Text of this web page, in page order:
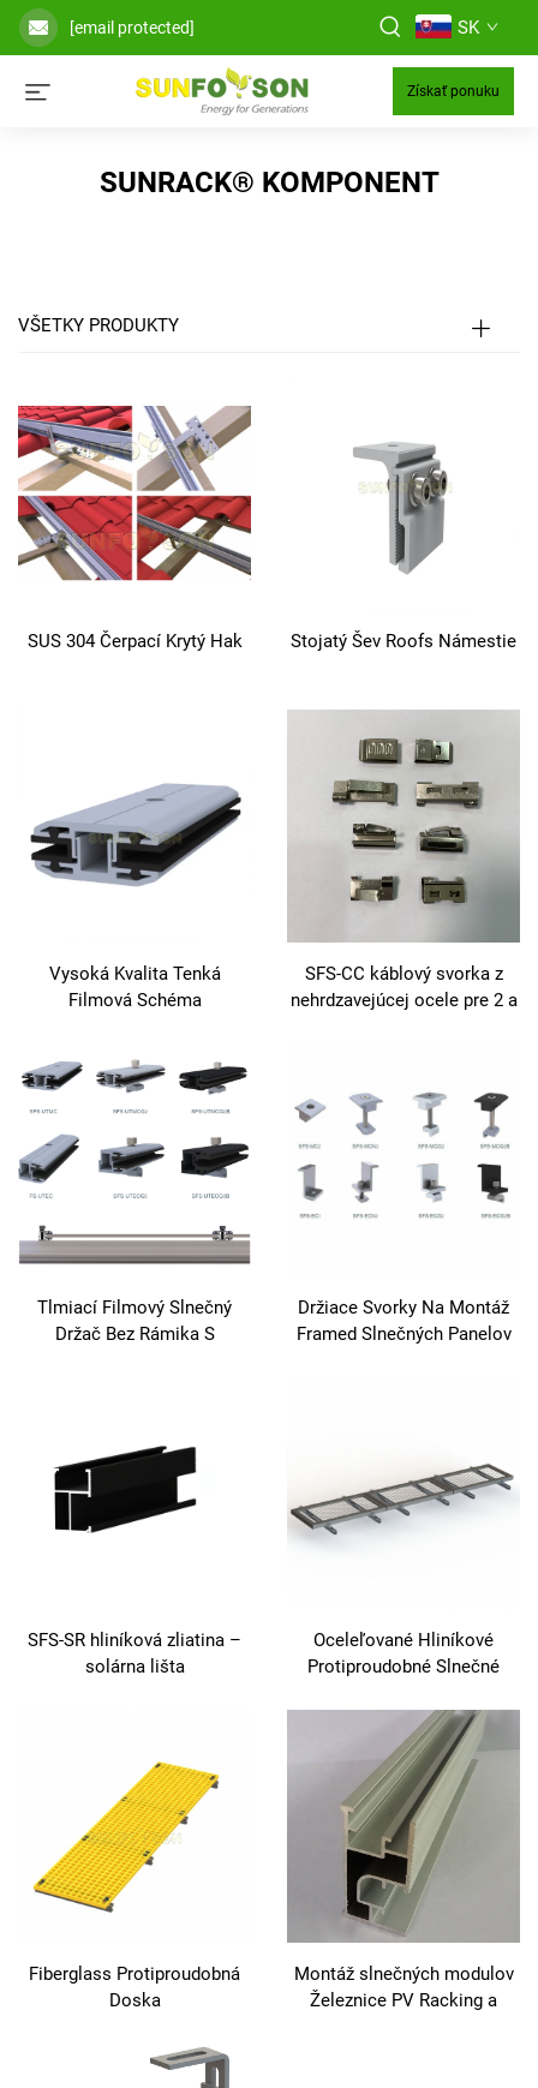
[email protected] SK
Získať ponuku
SUNRACK® KOMPONENT
VŠETKY PRODUKTY
SUS 304 Čerpací Krytý Hak Stojatý Šev Roofs Námestie
Vysoká Kvalita Tenká
Filmová Schéma
SFS-CC káblový svorka z
nehrdzavejúcej ocele pre 2 a
Tlmiací Filmový Slnečný
Držač Bez Rámika S
Držiace Svorky Na Montáž
Framed Slnečných Panelov
SFS-SR hliníková zliatina –
solárna lišta
Oceleľované Hliníkové
Protiproudobné Slnečné
Fiberglass Protiproudobná
Doska
Montáž slnečných modulov
Železnice PV Racking a